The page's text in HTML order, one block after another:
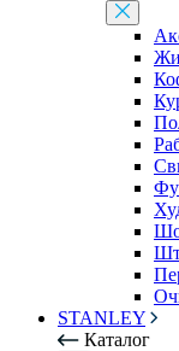
STANLEY
Каталог